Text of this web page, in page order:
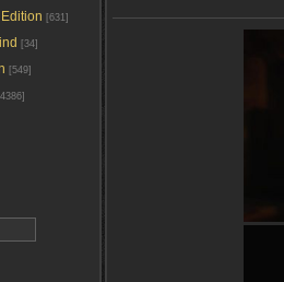
[631]
[34]
[549]